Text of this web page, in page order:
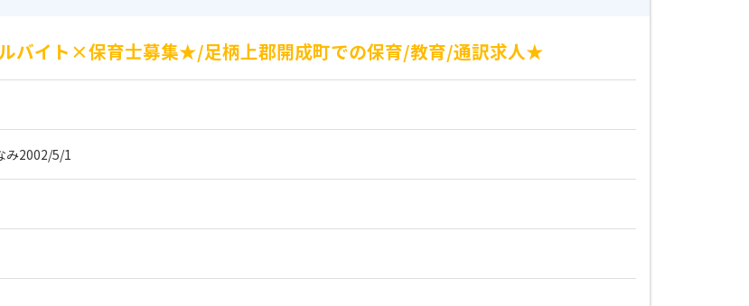
バイト×保育士募集★/足柄上郡開成町での保育/教育/通訳求人★
み2002/5/1